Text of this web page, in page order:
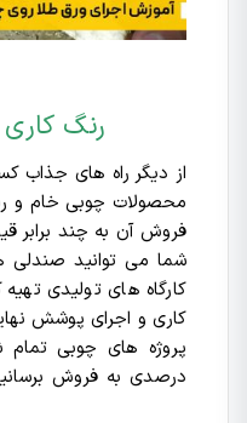
رنگ
از دیگر راه های جذاب
محصولات چوبی خام و
فروش آن به چند برابر
شما می توانید صندلی
کارگاه های تولیدی
کاری و اجرای پوشش
پروژه های چوبی
درصدی به فروش